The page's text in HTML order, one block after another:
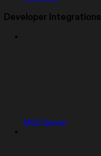
Developer Integrations
MCP Server